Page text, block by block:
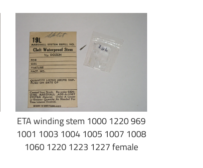
ETA winding stem 1000 1220 969
1001 1003 1004 1005 1007 1008
1060 1220 1223 1227 female